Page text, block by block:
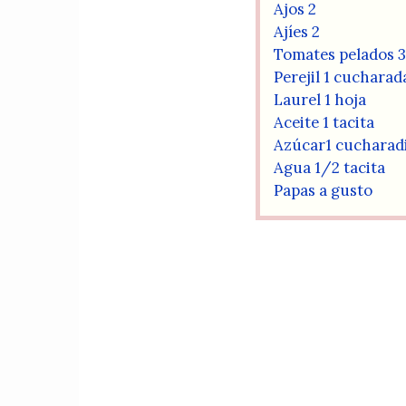
Ajos 2
Ajíes 2
Tomates pelados 3
Perejil 1
Laurel 1 hoja
Aceite 1 tacita
Azúcar1
Agua 1/2 tacita
Papas a gusto